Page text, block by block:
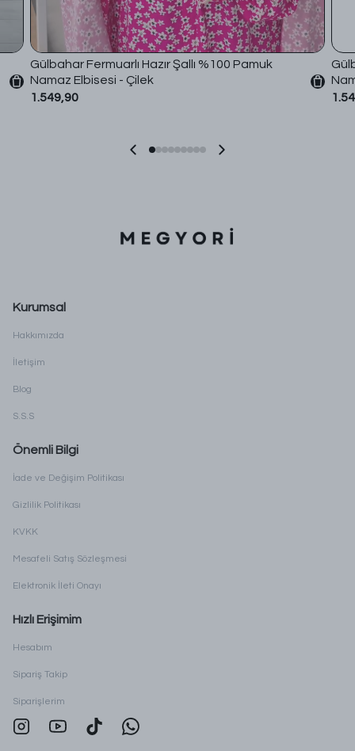
Gülbahar Fermuarlı Hazır Şallı %100 Pamuk
Namaz Elbisesi - Çilek
1.549,90
Kurumsal
Hakkımızda
İletişim
Blog
S.S.S
Önemli Bilgi
İade ve Değişim Politikası
Gizlilik Politikası
KVKK
Mesafeli Satış Sözleşmesi
Elektronik İleti Onayı
Hızlı Erişimim
Hesabım
Sipariş Takip
Siparişlerim